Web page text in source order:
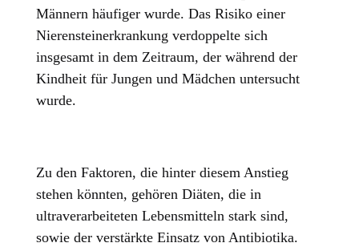
Männern häufiger wurde. Das Risiko einer
Nierensteinerkrankung verdoppelte sich
insgesamt in dem Zeitraum, der während der
Kindheit für Jungen und Mädchen untersucht
wurde.
Zu den Faktoren, die hinter diesem Anstieg
stehen könnten, gehören Diäten, die in
ultraverarbeiteten Lebensmitteln stark sind,
sowie der verstärkte Einsatz von Antibiotika.